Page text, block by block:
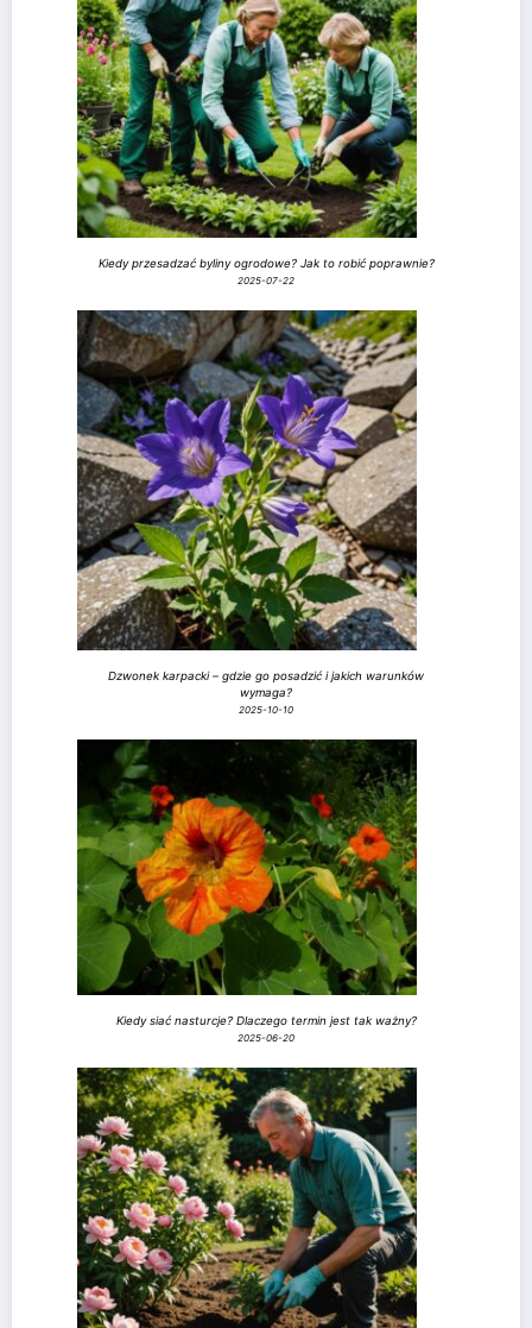
Kiedy przesadzać byliny ogrodowe? Jak to robić poprawnie?
2025-07-22
Dzwonek karpacki – gdzie go posadzić i jakich warunków
wymaga?
2025-10-10
Kiedy siać nasturcje? Dlaczego termin jest tak ważny?
2025-06-20